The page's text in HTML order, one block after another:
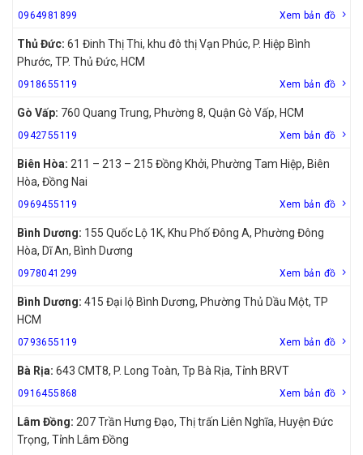
0964981899 Xem bản đồ
Thủ Đức: 61 Đinh Thị Thi, khu đô thị Vạn Phúc, P. Hiệp Bình
Phước, TP. Thủ Đức, HCM
0918655119 Xem bản đồ
Gò Vấp: 760 Quang Trung, Phường 8, Quận Gò Vấp, HCM
0942755119 Xem bản đồ
Biên Hòa: 211 – 213 – 215 Đồng Khởi, Phường Tam Hiệp, Biên
Hòa, Đồng Nai
0969455119 Xem bản đồ
Bình Dương: 155 Quốc Lộ 1K, Khu Phố Đông A, Phường Đông
Hòa, Dĩ An, Bình Dương
0978041299 Xem bản đồ
Bình Dương: 415 Đại lộ Bình Dương, Phường Thủ Dầu Một, TP
HCM
0793655119 Xem bản đồ
Bà Rịa: 643 CMT8, P. Long Toàn, Tp Bà Rịa, Tỉnh BRVT
0916455868 Xem bản đồ
Lâm Đồng: 207 Trần Hưng Đạo, Thị trấn Liên Nghĩa, Huyện Đức
Trọng, Tỉnh Lâm Đồng